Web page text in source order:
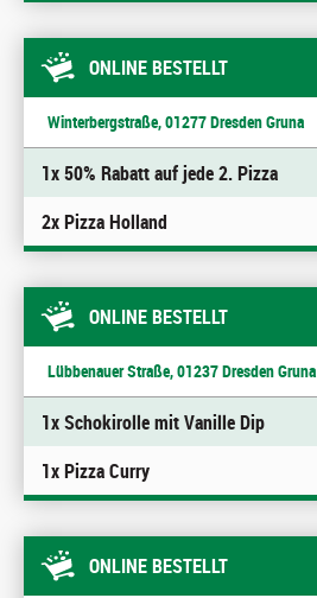
ONLINE BESTELLT
Winterbergstraße, 01277 Dresden Gruna
1x 50% Rabatt auf jede 2. Pizza
2x Pizza Holland
ONLINE BESTELLT
Lübbenauer Straße, 01237 Dresden Gruna
1x Schokirolle mit Vanille Dip
1x Pizza Curry
ONLINE BESTELLT